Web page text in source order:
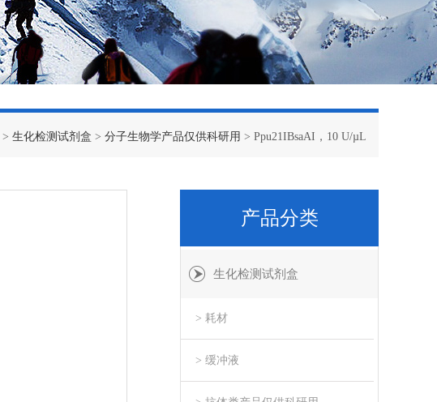
> 生化检测试剂盒 > 分子生物学产品仅供科研用 > Ppu21IBsaAI，10 U/µL
产品分类
生化检测试剂盒
> 耗材
> 缓冲液